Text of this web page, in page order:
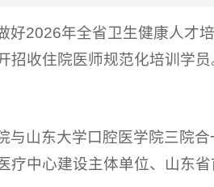
好2026年全省卫生健康人才
收住院医师规范化培训学员
与山东大学口腔医学院三院
疗中心建设主体单位、山东